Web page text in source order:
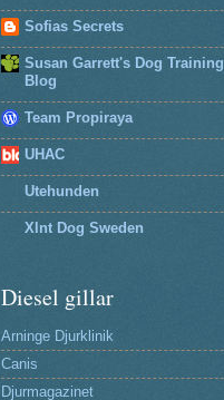
Sofias Secrets
Susan Garrett's Dog Training
Blog
Team Propiraya
UHAC
Utehunden
Xlnt Dog Sweden
Diesel gillar
Arninge Djurklinik
Canis
Djurmagazinet